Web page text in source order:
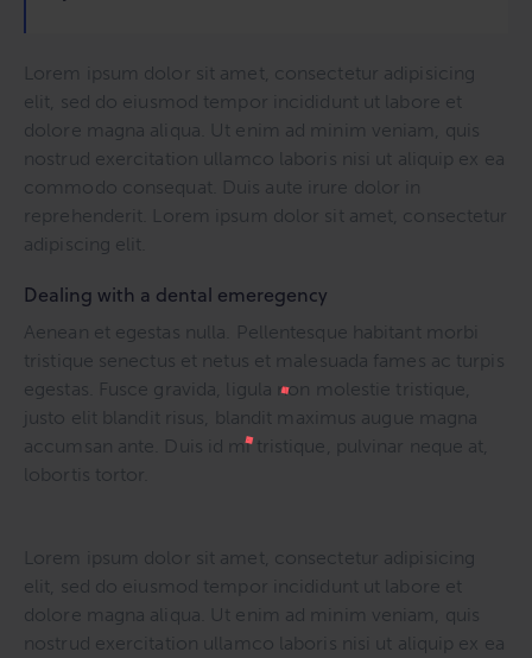
Lorem ipsum dolor sit amet, consectetur adipisicing
elit, sed do eiusmod tempor incididunt ut labore et
dolore magna aliqua. Ut enim ad minim veniam, quis
nostrud exercitation ullamco laboris nisi ut aliquip ex ea
commodo consequat. Duis aute irure dolor in
reprehenderit. Lorem ipsum dolor sit amet, consectetur
adipiscing elit.
Dealing with a dental emeregency
Aenean et egestas nulla. Pellentesque habitant morbi
tristique senectus et netus et malesuada fames ac turpis
egestas. Fusce gravida, ligula non molestie tristique,
justo elit blandit risus, blandit maximus augue magna
accumsan ante. Duis id mi tristique, pulvinar neque at,
lobortis tortor.
Lorem ipsum dolor sit amet, consectetur adipisicing
elit, sed do eiusmod tempor incididunt ut labore et
dolore magna aliqua. Ut enim ad minim veniam, quis
nostrud exercitation ullamco laboris nisi ut aliquip ex ea